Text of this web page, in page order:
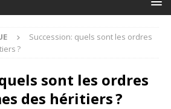
Succession: quels sont les ordres
?
sont les ordres
des héritiers ?